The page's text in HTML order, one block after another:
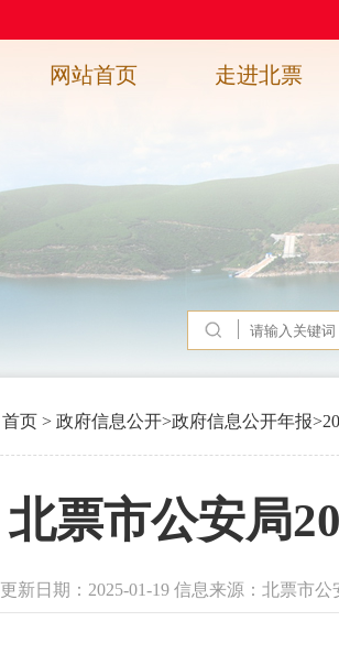
网站首页 走进北票
首页 > 政府信息公开>政府信息公开年报>
北票市公安局
更新日期：2025-01-19 信息来源：北票市